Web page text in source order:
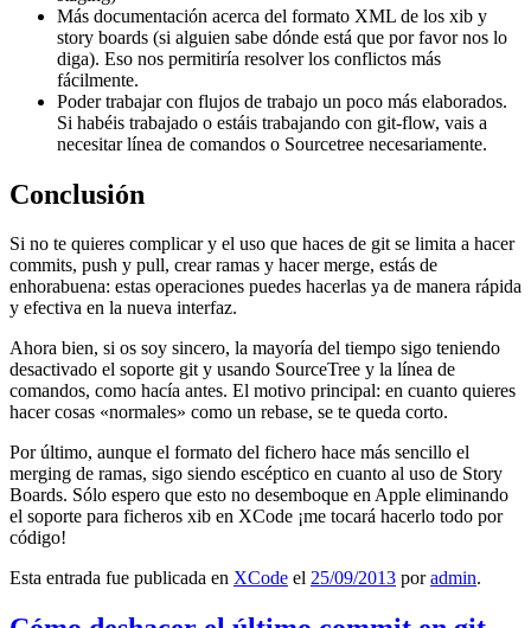
Más documentación acerca del formato XML de los xib y
story boards (si alguien sabe dónde está que por favor nos lo
diga). Eso nos permitiría resolver los conflictos más
fácilmente.
Poder trabajar con flujos de trabajo un poco más elaborados.
Si habéis trabajado o estáis trabajando con git-flow, vais a
necesitar línea de comandos o Sourcetree necesariamente.
Conclusión
Si no te quieres complicar y el uso que haces de git se limita a hacer
commits, push y pull, crear ramas y hacer merge, estás de
enhorabuena: estas operaciones puedes hacerlas ya de manera rápida
y efectiva en la nueva interfaz.
Ahora bien, si os soy sincero, la mayoría del tiempo sigo teniendo
desactivado el soporte git y usando SourceTree y la línea de
comandos, como hacía antes. El motivo principal: en cuanto quieres
hacer cosas «normales» como un rebase, se te queda corto.
Por último, aunque el formato del fichero hace más sencillo el
merging de ramas, sigo siendo escéptico en cuanto al uso de Story
Boards. Sólo espero que esto no desemboque en Apple eliminando
el soporte para ficheros xib en XCode ¡me tocará hacerlo todo por
código!
Esta entrada fue publicada en XCode el 25/09/2013 poradmin.